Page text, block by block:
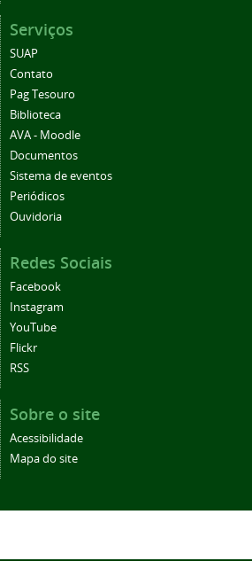
Serviços
SUAP
Contato
Pag Tesouro
Biblioteca
AVA - Moodle
Documentos
Sistema de eventos
Periódicos
Ouvidoria
Redes Sociais
Facebook
Instagram
YouTube
Flickr
RSS
Sobre o site
Acessibilidade
Mapa do site